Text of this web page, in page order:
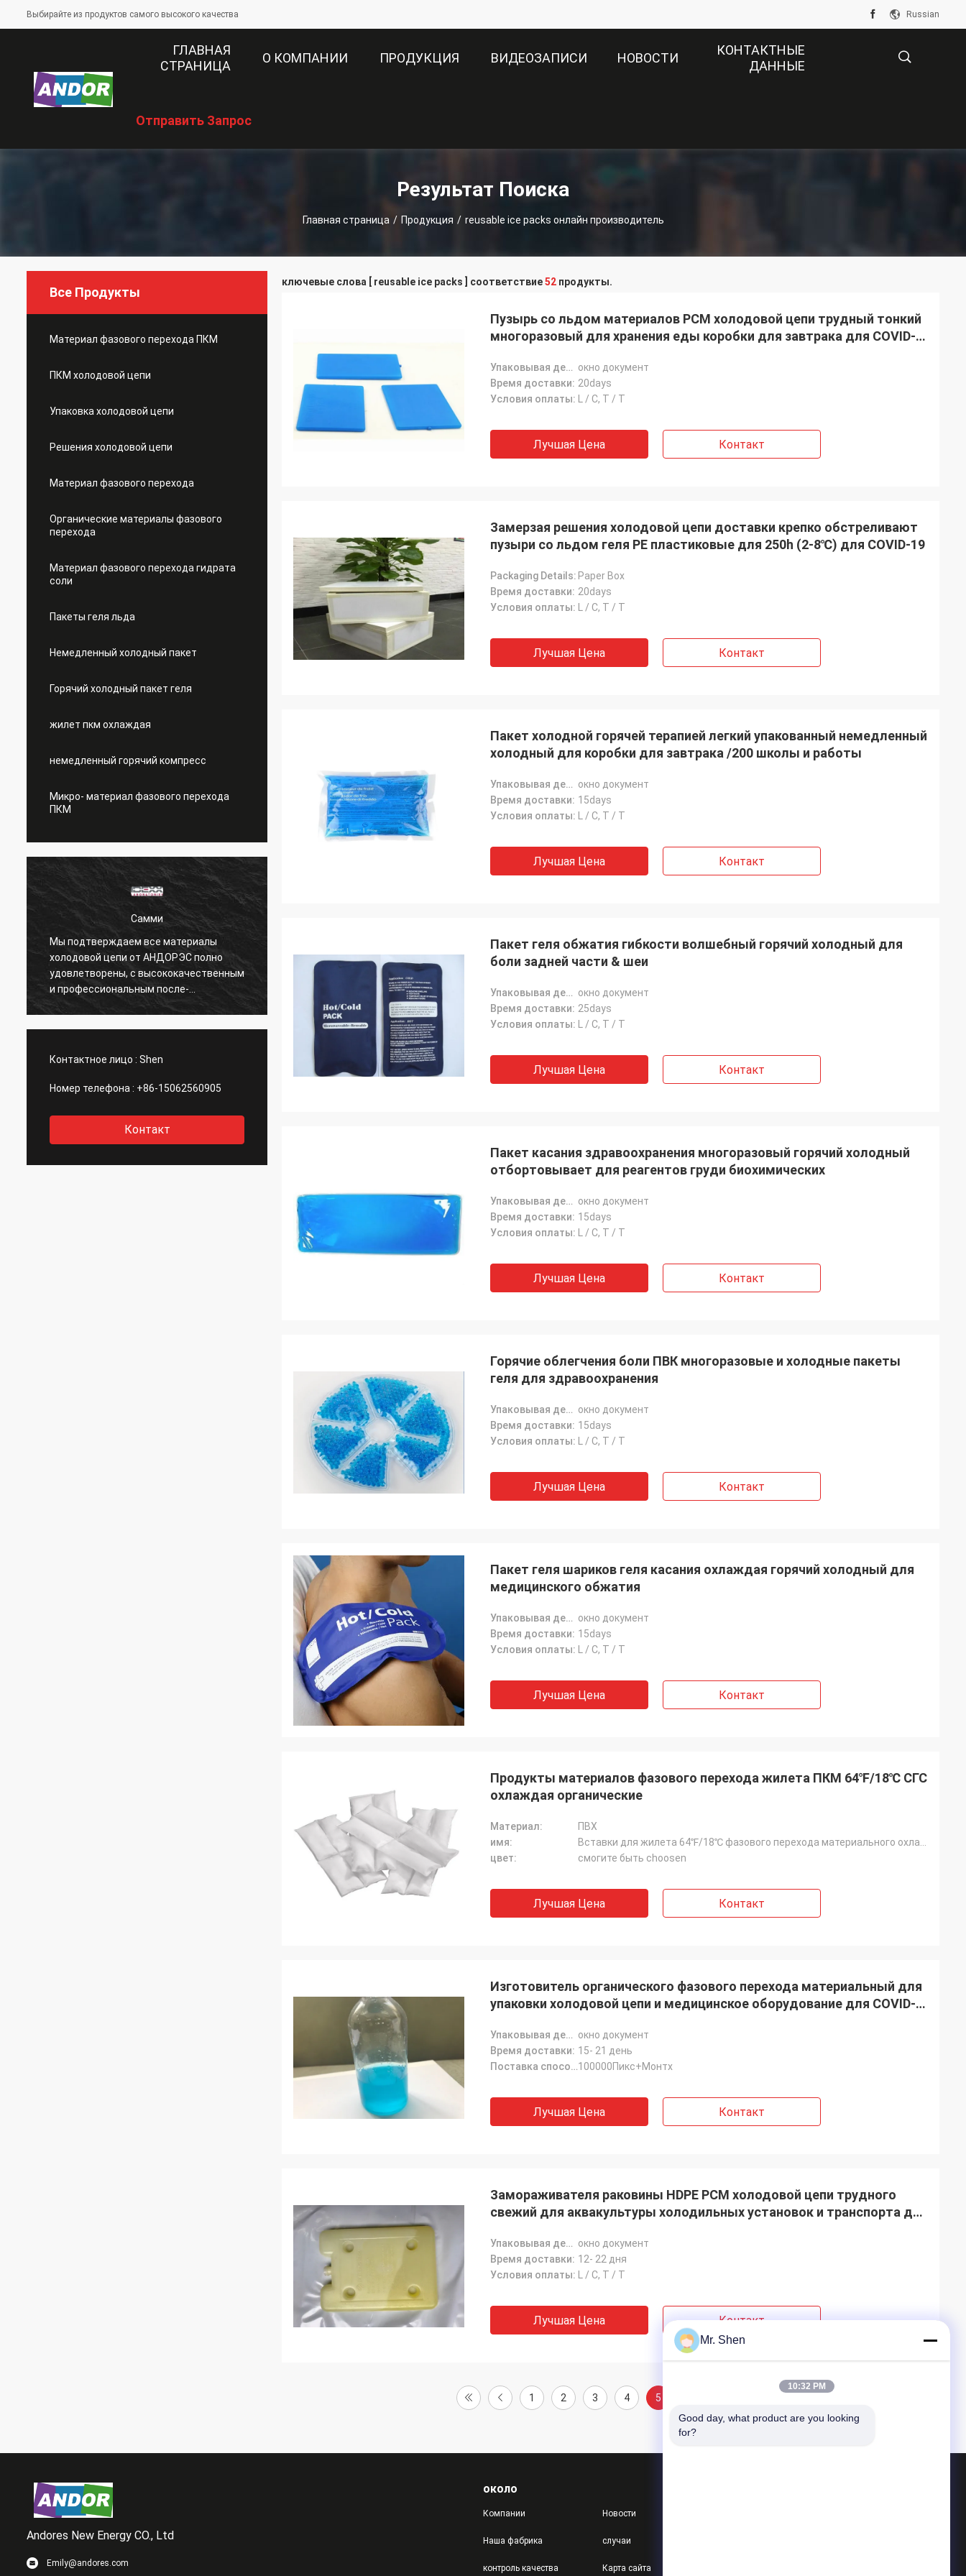
Выбирайте из продуктов самого высокого качества Russian
ГЛАВНАЯ
СТРАНИЦА
О КОМПАНИИ ПРОДУКЦИЯ ВИДЕОЗАПИСИ НОВОСТИ
КОНТАКТНЫЕ
ДАННЫЕ
Отправить Запрос
Результат Поиска
Главная страница / Продукция / reusable ice packs онлайн производитель
Все Продукты
Материал фазового перехода ПКМ
ПКМ холодовой цепи
Упаковка холодовой цепи
Решения холодовой цепи
Материал фазового перехода
Органические материалы фазового
перехода
Материал фазового перехода гидрата
соли
Пакеты геля льда
Немедленный холодный пакет
Горячий холодный пакет геля
жилет пкм охлаждая
немедленный горячий компресс
Микро- материал фазового перехода
ПКМ
Лиевен
Охлаждая пусковые площадки ПКМ
сафты и настолько мягко чем
нормальные ПКМс, это большие.
холодовой цепи от АНДОРЭС полно
удовлетворены, с высококачественным
и профессиональным после-
обслуживанием.
Контактное лицо : Shen
Номер телефона : +86-15062560905
Контакт
ключевые слова [ reusable ice packs ] соответствие52 продукты.
Пузырь со льдом материалов PCM холодовой цепи трудный тонкий
многоразовый для хранения еды коробки для завтрака для COVID-
Упаковывая детали: окно документ
Время доставки: 20days
Условия оплаты:
L / C, T / T
Лучшая Цена Контакт
Замерзая решения холодовой цепи доставки крепко обстреливают
пузыри со льдом геля PE пластиковые для 250h (2-8℃) для COVID-19
Packaging Details: Paper Box
Время доставки: 20days
Условия оплаты:
L / C, T / T
Лучшая Цена Контакт
Пакет холодной горячей терапией легкий упакованный немедленный
холодный для коробки для завтрака /200 школы и работы
Упаковывая детали: окно документ
Время доставки: 15days
Условия оплаты:
L / C, T / T
Лучшая Цена Контакт
Пакет геля обжатия гибкости волшебный горячий холодный для
боли задней части & шеи
Упаковывая детали: окно документ
Время доставки: 25days
Условия оплаты:
L / C, T / T
Лучшая Цена Контакт
Пакет касания здравоохранения многоразовый горячий холодный
отбортовывает для реагентов груди биохимических
Упаковывая детали: окно документ
Время доставки: 15days
Условия оплаты:
L / C, T / T
Лучшая Цена Контакт
Горячие облегчения боли ПВК многоразовые и холодные пакеты
геля для здравоохранения
Упаковывая детали: окно документ
Время доставки: 15days
Условия оплаты:
L / C, T / T
Лучшая Цена Контакт
Пакет геля шариков геля касания охлаждая горячий холодный для
медицинского обжатия
Упаковывая детали: окно документ
Время доставки: 15days
Условия оплаты:
L / C, T / T
Лучшая Цена Контакт
Продукты материалов фазового перехода жилета ПКМ 64℉/18℃ СГС
охлаждая органические
Материал:
ПВХ
имя:
цвет:
смогите быть choosen
Лучшая Цена Контакт
Изготовитель органического фазового перехода материальный для
упаковки холодовой цепи и медицинское оборудование для COVID-
Упаковывая детали: окно документ
Время доставки: 15- 21 день
Поставка способности:100000Пикс+Монтх
Лучшая Цена Контакт
Замораживателя раковины HDPE PCM холодовой цепи трудного
свежий для аквакультуры холодильных установок и транспорта для
Упаковывая детали: окно документ
Время доставки: 12- 22 дня
Условия оплаты:
L / C, T / T
Лучшая Цена Контакт
1 2 3 4 5
Andores New Energy CO., Ltd
Emily@andores.com
около
Компании
Наша фабрика
контроль качества
Новости
случаи
Карта сайта
Mr. Shen
10:32 PM
Good day, what product are you looking
for?